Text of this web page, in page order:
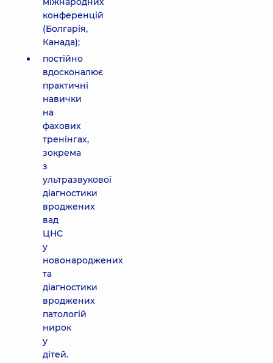
конференцій
(Болгарія,
Канада);
постійно
вдосконалює
практичні
навички
на
фахових
тренінгах,
зокрема
з
ультразвукової
діагностики
вроджених
вад
ЦНС
у
новонароджених
та
діагностики
вроджених
патологій
нирок
у
дітей.